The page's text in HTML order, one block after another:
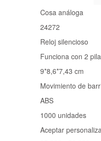
Cosa análoga
24272
Reloj silencioso
Funciona con 2
9*8,6*7,43 cm
Movimiento de
ABS
1000 unidades
Aceptar